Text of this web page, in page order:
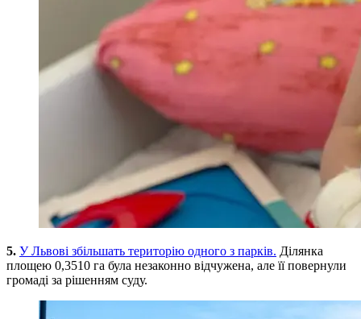
5. У Львові збільшать територію одного з парків. Ділянка
площею 0,3510 га була незаконно відчужена, але її повернули
громаді за рішенням суду.